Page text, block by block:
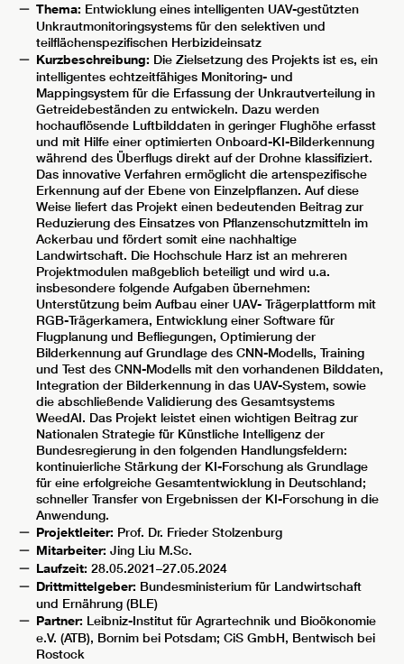
Thema: Entwicklung eines intelligenten UAV-gestützten
Unkrautmonitoringsystems für den selektiven und
teilflächenspezifischen Herbizideinsatz
Kurzbeschreibung: Die Zielsetzung des Projekts ist es, ein
intelligentes echtzeitfähiges Monitoring- und
Mappingsystem für die Erfassung der Unkrautverteilung in
Getreidebeständen zu entwickeln. Dazu werden
hochauflösende Luftbilddaten in geringer Flughöhe erfasst
und mit Hilfe einer optimierten Onboard-KI-Bilderkennung
während des Überflugs direkt auf der Drohne klassifiziert.
Das innovative Verfahren ermöglicht die artenspezifische
Erkennung auf der Ebene von Einzelpflanzen. Auf diese
Weise liefert das Projekt einen bedeutenden Beitrag zur
Reduzierung des Einsatzes von Pflanzenschutzmitteln im
Ackerbau und fördert somit eine nachhaltige
Landwirtschaft. Die Hochschule Harz ist an mehreren
Projektmodulen maßgeblich beteiligt und wird u.a.
insbesondere folgende Aufgaben übernehmen:
Unterstützung beim Aufbau einer UAV- Trägerplattform mit
RGB-Trägerkamera, Entwicklung einer Software für
Flugplanung und Befliegungen, Optimierung der
Bilderkennung auf Grundlage des CNN-Modells, Training
und Test des CNN-Modells mit den vorhandenen Bilddaten,
Integration der Bilderkennung in das UAV-System, sowie
die abschließende Validierung des Gesamtsystems
WeedAI. Das Projekt leistet einen wichtigen Beitrag zur
Nationalen Strategie für Künstliche Intelligenz der
Bundesregierung in den folgenden Handlungsfeldern:
kontinuierliche Stärkung der KI-Forschung als Grundlage
für eine erfolgreiche Gesamtentwicklung in Deutschland;
schneller Transfer von Ergebnissen der KI-Forschung in die
Anwendung.
Projektleiter: Prof. Dr. Frieder Stolzenburg
Mitarbeiter: Jing Liu M.Sc.
Laufzeit: 28.05.2021–27.05.2024
Drittmittelgeber: Bundesministerium für Landwirtschaft
und Ernährung (BLE)
Partner: Leibniz-Institut für Agrartechnik und Bioökonomie
e.V. (ATB), Bornim bei Potsdam; CiS GmbH, Bentwisch bei
Rostock